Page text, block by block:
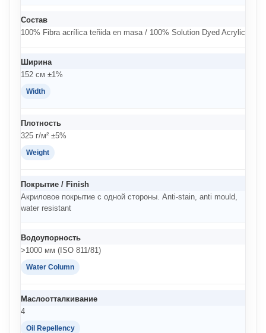
Состав
100% Fibra acrílica teñida en masa / 100% Solution Dyed Acrylic
Ширина
152 см ±1%
Width
Плотность
325 г/м² ±5%
Weight
Покрытие / Finish
Акриловое покрытие с одной стороны. Anti-stain, anti mould,
water resistant
Водоупорность
>1000 мм (ISO 811/81)
Water Column
Маслоотталкивание
4
Oil Repellency